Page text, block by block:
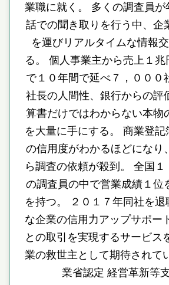
業職に就く。 多くの調査員が
話での聞き取りを行う中、企
を運びリアルタイムな情報
る。 個人事業主から売上１兆
で１０年間で延べ７，０００
社長の人間性、銀行からの評
算書だけではわからない本物
を大量に手にする。 商業登
の信用度がわかるほどになり
ら調査の依頼が殺到。 全国１
の調査員の中で営業成績１位
を持つ。 ２０１７年同社を退
な企業の信用力アップサポー
との取引を実現するサービス
業の救世主として期待されて
業省認定 経営革新等